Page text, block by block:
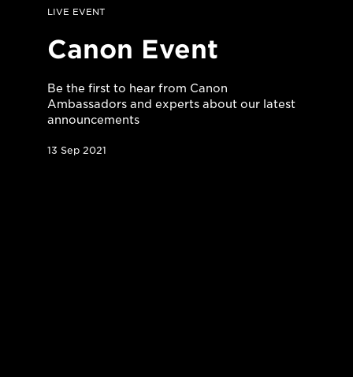
LIVE EVENT
Canon Event
Be the first to hear from Canon
Ambassadors and experts about our latest
announcements
13 Sep 2021